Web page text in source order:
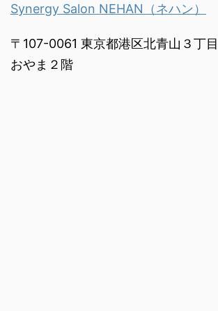
Synergy Salon NEHAN（ネハン）
〒107-0061 東京都港区北青山３丁
おやま２階